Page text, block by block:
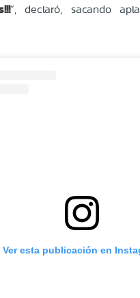
“, declaró, sacando
Ver esta publicación en